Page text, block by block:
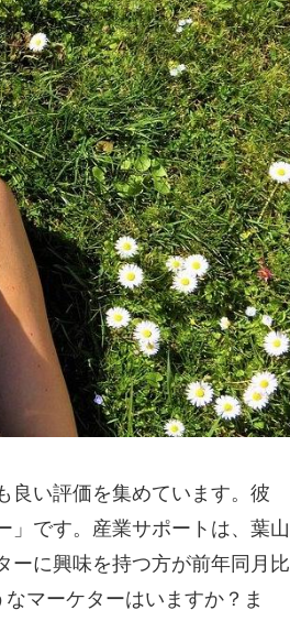
良い評価を集めています。彼
」です。産業サポートは、葉山
ーに興味を持つ方が前年同月比
マーケターはいますか？ま